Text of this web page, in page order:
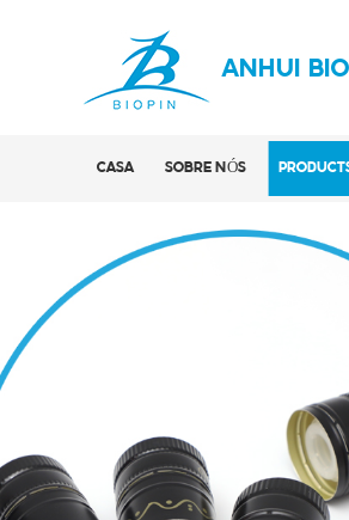
ANHUI
CASA SOBRE NÓS